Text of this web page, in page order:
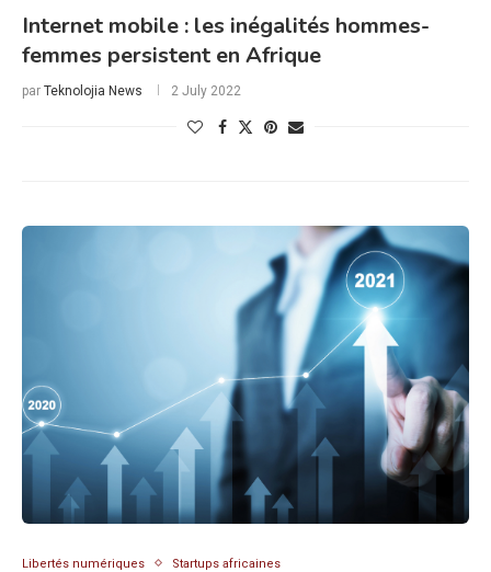
Internet mobile : les inégalités hommes-
femmes persistent en Afrique
par Teknolojia News 2 July 2022
Libertés numériques Startups africaines